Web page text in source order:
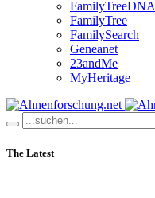
FamilyTreeDNA
FamilyTree
FamilySearch
Geneanet
23andMe
MyHeritage
The Latest